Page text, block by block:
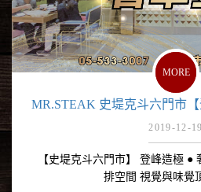
MR.STEAK 史堤克斗六門市【
2019-12-19
【史堤克斗六門市】 登峰造極 ●
排空間 視覺與味覺
MORE